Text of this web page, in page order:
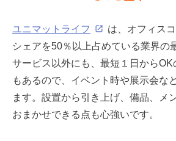
ユニマットライフ
は、オフィス
シェアを50％以上占めている業界の
サービス以外にも、最短１日からOK
もあるので、イベント時や展示会な
ます。設置から引き上げ、備品、メ
おまかせできる点も心強いです。